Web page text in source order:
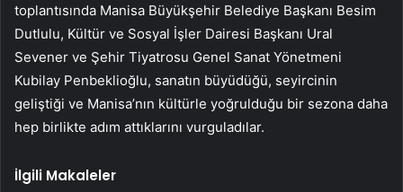
toplantısında Manisa Büyükşehir Belediye Başkanı Besim
Dutlulu, Kültür ve Sosyal İşler Dairesi Başkanı Ural
Sevener ve Şehir Tiyatrosu Genel Sanat Yönetmeni
Kubilay Penbeklioğlu, sanatın büyüdüğü, seyircinin
geliştiği ve Manisa’nın kültürle yoğrulduğu bir sezona daha
hep birlikte adım attıklarını vurguladılar.
İlgili Makaleler